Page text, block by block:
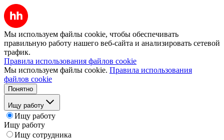
Мы используем файлы cookie, чтобы обеспечивать
правильную работу нашего веб-сайта и анализировать сетевой
трафик.
Правила использования файлов cookie
Мы используем файлы cookie. Правила использования
файлов cookie
Понятно
Ищу работу
Ищу работу
Ищу работу
Ищу сотрудника